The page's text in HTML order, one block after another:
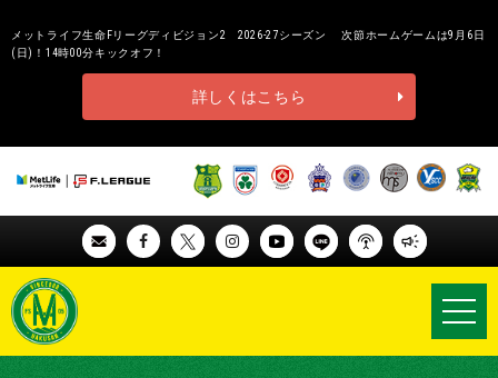
メットライフ生命Fリーグディビジョン2 2026-27シーズン 次節ホームゲームは9月6日
(日)！14時00分キックオフ！
詳しくはこちら